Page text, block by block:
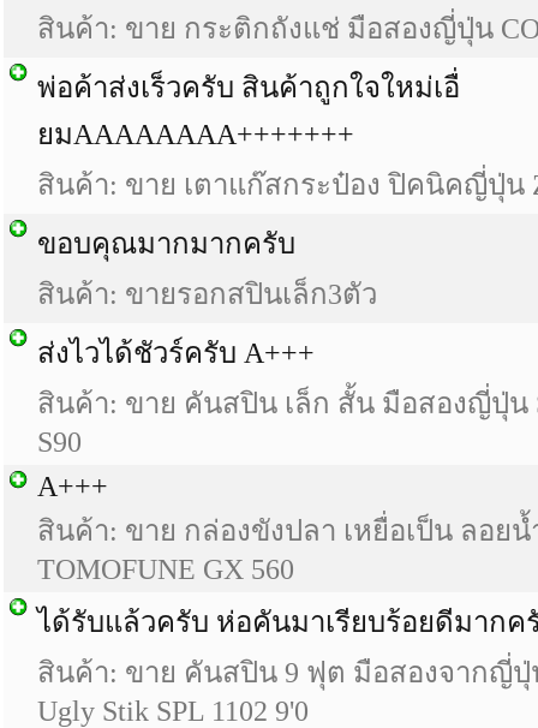
สินค้า: ขาย กระติกถังแช่ มือสองญี่ปุ่น
พ่อค้าส่งเร็วครับ สินค้าถูกใจใหม่เอื่
ยมAAAAAAAA+++++++
สินค้า: ขาย เตาแก๊สกระป๋อง ปิคนิคญี่ปุ่น
ขอบคุณมากมากครับ
สินค้า: ขายรอกสปินเล็ก3ตัว
ส่งไวได้ชัวร์ครับ A+++
สินค้า: ขาย คันสปิน เล็ก สั้น มือสองญี่ปุ่น
S90
A+++
สินค้า: ขาย กล่องขังปลา เหยื่อเป็น ลอยน้
TOMOFUNE GX 560
ได้รับแล้วครับ ห่อคันมาเรียบร้อยดีมากค
สินค้า: ขาย คันสปิน 9 ฟุต มือสองจากญี่ปุ่น
Ugly Stik SPL 1102 9'0